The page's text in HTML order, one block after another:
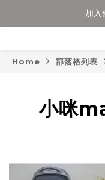
加
Home 部落格列表
小咪